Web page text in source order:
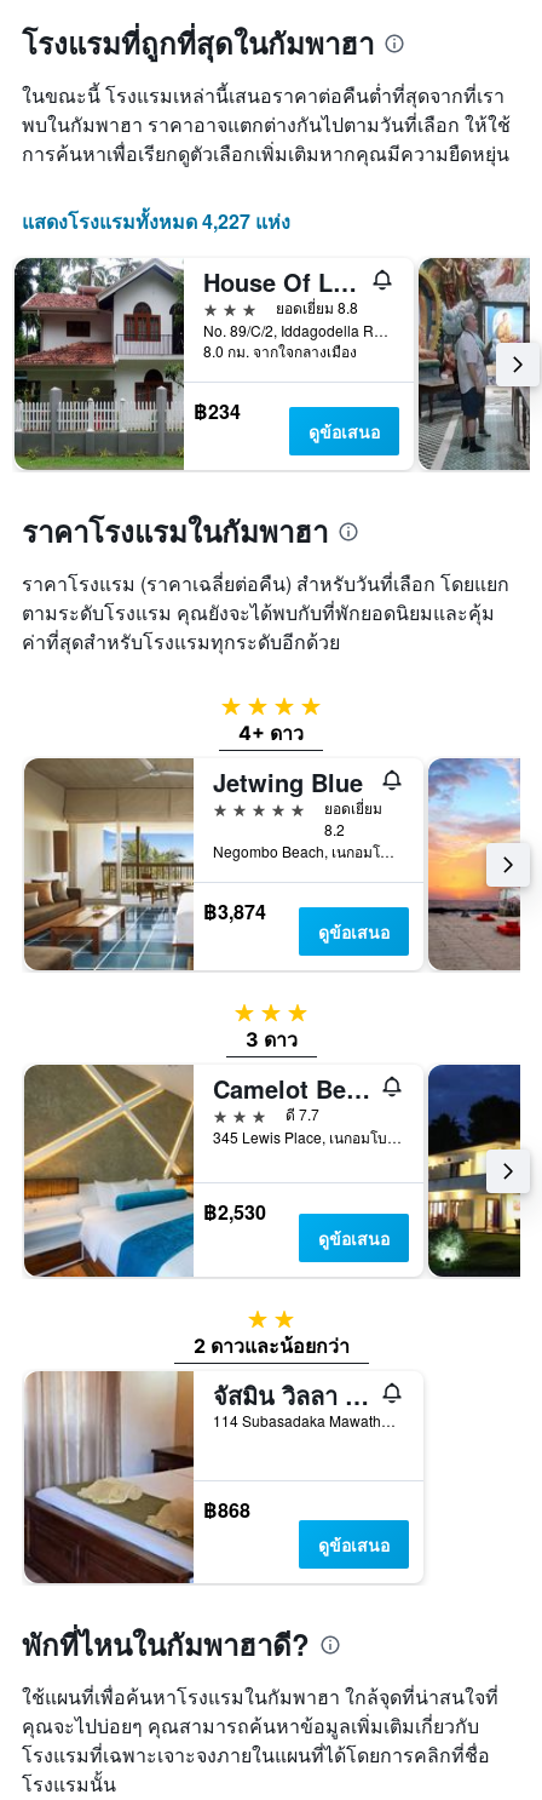
โรงแรมที่ถูกที่สุดในกัมพาฮา
ในขณะนี้ โรงแรมเหล่านี้เสนอราคาต่อคืนต่ำที่สุดจากที่เรา
พบในกัมพาฮา ราคาอาจแตกต่างกันไปตามวันที่เลือก ให้ใช้
การค้นหาเพื่อเรียกดูตัวเลือกเพิ่มเติมหากคุณมีความยืดหยุ่น
แสดงโรงแรมทั้งหมด 4,227 แห่ง
House Of Le Meridien
3 ดาว
ยอดเยี่ยม 8.8
No. 89/C/2, Iddagodella Road, Kimbulapitiya, เนกอมโบ, ศรีลังกา
8.0 กม. จากใจกลางเมือง
฿234
ดูข้อเสนอ
ราคาโรงแรมในกัมพาฮา
ราคาโรงแรม (ราคาเฉลี่ยต่อคืน) สำหรับวันที่เลือก โดยแยก
ตามระดับโรงแรม คุณยังจะได้พบกับที่พักยอดนิยมและคุ้ม
ค่าที่สุดสำหรับโรงแรมทุกระดับอีกด้วย
4 ดาว
4+ ดาว
Jetwing Blue
5 ดาว
ยอดเยี่ยม
8.2
Negombo Beach, เนกอมโบ, ศรีลังกา
฿3,874
ดูข้อเสนอ
3 ดาว
3 ดาว
Camelot Beach Hotel
3 ดาว
ดี 7.7
345 Lewis Place, เนกอมโบ, ศรีลังกา
฿2,530
ดูข้อเสนอ
2 ดาว
2 ดาวและน้อยกว่า
จัสมิน วิลลา อายุรเวท รีสอร์ต
114 Subasadaka Mawatha Daluwakotuwa Kochchikade, เนกอมโบ, ศรีลังกา
฿868
ดูข้อเสนอ
พักที่ไหนในกัมพาฮาดี?
ใช้แผนที่เพื่อค้นหาโรงแรมในกัมพาฮา ใกล้จุดที่น่าสนใจที่
คุณจะไปบ่อยๆ คุณสามารถค้นหาข้อมูลเพิ่มเติมเกี่ยวกับ
โรงแรมที่เฉพาะเจาะจงภายในแผนที่ได้โดยการคลิกที่ชื่อ
โรงแรมนั้น